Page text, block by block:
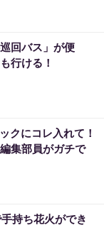
回バス」が便
行ける！
クにコレ入れて！
集部員がガチで
持ち花火ができ